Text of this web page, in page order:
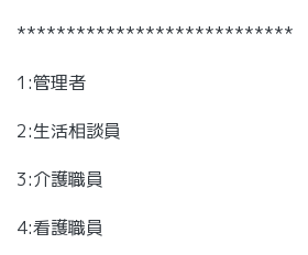
****************************
1:管理者
2:生活相談員
3:介護職員
4:看護職員